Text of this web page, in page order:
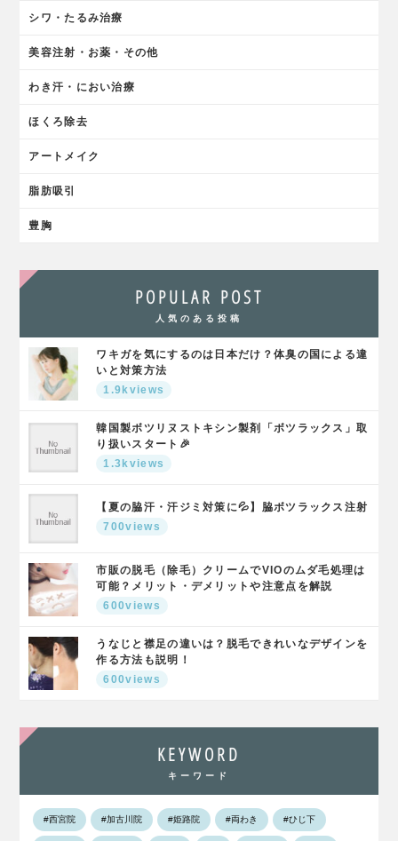
シワ・たるみ治療
美容注射・お薬・その他
わき汗・におい治療
ほくろ除去
アートメイク
脂肪吸引
豊胸
POPULAR POST
人気のある投稿
ワキガを気にするのは日本だけ？体臭の国による違
いと対策方法
1.9kviews
韓国製ボツリヌストキシン製剤「ボツラックス」取
り扱いスタート🎉
1.3kviews
【夏の脇汗・汗ジミ対策に💦】脇ボツラックス注射
700views
市販の脱毛（除毛）クリームでVIOのムダ毛処理は
可能？メリット・デメリットや注意点を解説
600views
うなじと襟足の違いは？脱毛できれいなデザインを
作る方法も説明！
600views
KEYWORD
キーワード
#西宮院 #加古川院 #姫路院 #両わき #ひじ下